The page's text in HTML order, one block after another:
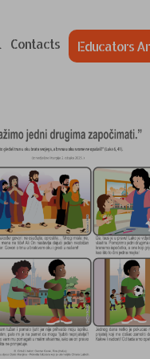
Contacts Educators